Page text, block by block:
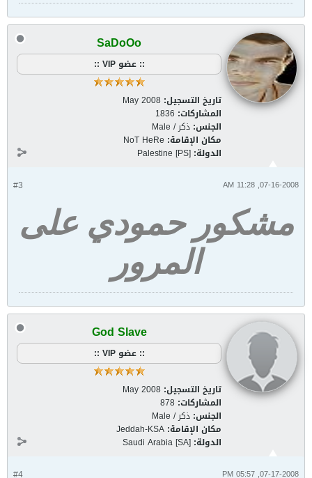
SaDoOo
:: عضو VIP ::
تاريخ التسجيل: May 2008
المشاركات: 1836
الجنس: ذكر / Male
مكان الإقامة: NoT HeRe
الدولة: Palestine [PS]
#3 07-16-2008, 11:28 AM
مشكور حمودي على
المرور
God Slave
:: عضو VIP ::
تاريخ التسجيل: May 2008
المشاركات: 878
الجنس: ذكر / Male
مكان الإقامة: Jeddah-KSA
الدولة: Saudi Arabia [SA]
#4 07-17-2008, 05:57 PM